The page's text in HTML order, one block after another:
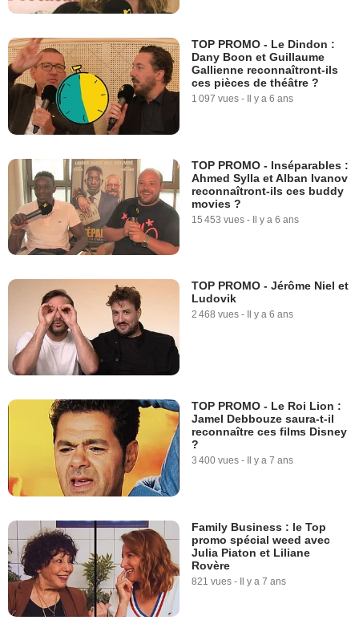
TOP PROMO - Le Dindon :
Dany Boon et Guillaume
Gallienne reconnaîtront-ils
ces pièces de théâtre ?
1 097 vues - Il y a 6 ans
TOP PROMO - Inséparables :
Ahmed Sylla et Alban Ivanov
reconnaîtront-ils ces buddy
movies ?
15 453 vues - Il y a 6 ans
TOP PROMO - Jérôme Niel et
Ludovik
2 468 vues - Il y a 6 ans
TOP PROMO - Le Roi Lion :
Jamel Debbouze saura-t-il
reconnaître ces films Disney
?
3 400 vues - Il y a 7 ans
Family Business : le Top
promo spécial weed avec
Julia Piaton et Liliane
Rovère
821 vues - Il y a 7 ans